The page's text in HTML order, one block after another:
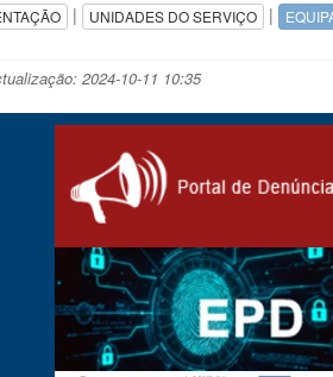
| UNIDADES DO SERVIÇO |
2024-10-11 10:35